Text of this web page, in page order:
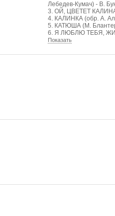
Лебедев-Кумач) - В.
3. ОЙ, ЦВЕТЕТ
4. КАЛИНКА (обр. А.
5. КАТЮША (М.
6. Я ЛЮБЛЮ ТЕБЯ,
Показать